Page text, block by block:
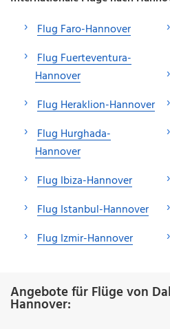
Flug Faro-Hannover
Flug Fuerteventura-
Hannover
Flug Heraklion-Hannover
Flug Hurghada-
Hannover
Flug Ibiza-Hannover
Flug Istanbul-Hannover
Flug Izmir-Hannover
Angebote für Flüge von
Hannover: